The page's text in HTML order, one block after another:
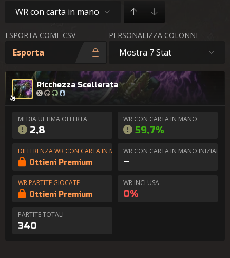
WR con carta in mano
ESPORTA COME CSV
Esporta
PERSONALIZZA COLONNE
Mostra 7 Stat
Ricchezza Scellerata
MEDIA ULTIMA OFFERTA
2,8
WR CON CARTA IN MANO
59,7%
DIFFERENZA WR CON CARTA IN MANO
Ottieni Premium
WR CON CARTA IN MANO INIZIALE
–
WR PARTITE GIOCATE
Ottieni Premium
WR INCLUSA
0%
PARTITE TOTALI
340